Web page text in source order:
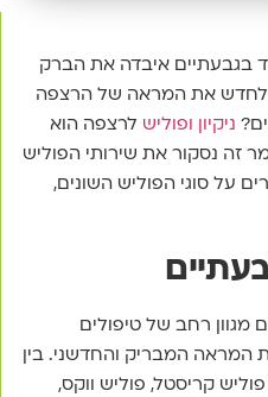
איבדה את הברק
את המראה של הרצפה
ניקיון ופוליש לרצפה הוא
זה נסקור את שירותי הפוליש
על סוגי הפוליש השונים,
מגוון רחב של טיפולים
המראה המבריק והחדשני. בין
קריסטל, פוליש ווקס,